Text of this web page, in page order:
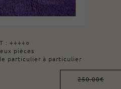
: ++++○
pièces
particulier à particulier
250.00€